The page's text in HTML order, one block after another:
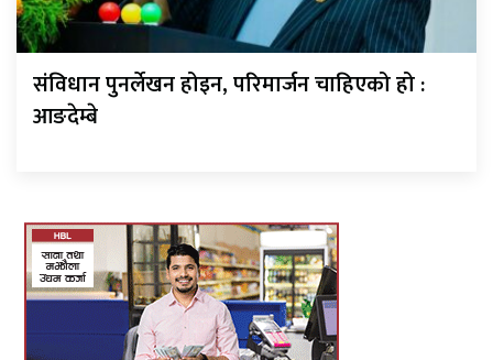
संविधान पुनर्लेखन होइन, परिमार्जन चाहिएको हो :
आङदेम्बे